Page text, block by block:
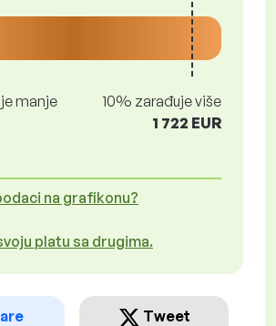
manje
10% zarađuje više
1 722 EUR
na grafikonu?
platu sa drugima.
Tweet